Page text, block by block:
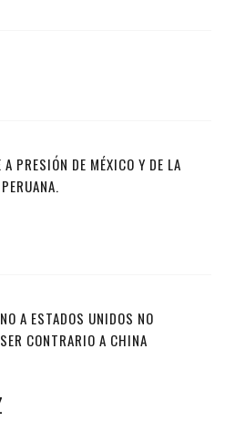
A PRESIÓN DE MÉXICO Y DE LA
A ESTADOS UNIDOS NO
CONTRARIO A CHINA